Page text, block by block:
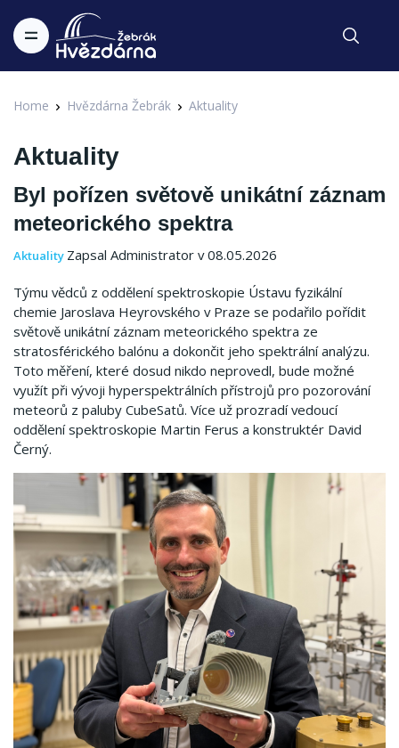
Home Hvězdárna Žebrák Aktuality
Aktuality
Byl pořízen světově unikátní záznam
meteorického spektra
Aktuality Zapsal Administrator v 08.05.2026
Týmu vědců z oddělení spektroskopie Ústavu fyzikální
chemie Jaroslava Heyrovského v Praze se podařilo pořídit
světově unikátní záznam meteorického spektra ze
stratosférického balónu a dokončit jeho spektrální analýzu.
Toto měření, které dosud nikdo neprovedl, bude možné
využít při vývoji hyperspektrálních přístrojů pro pozorování
meteorů z paluby CubeSatů. Více už prozradí vedoucí
oddělení spektroskopie Martin Ferus a konstruktér David
Černý.